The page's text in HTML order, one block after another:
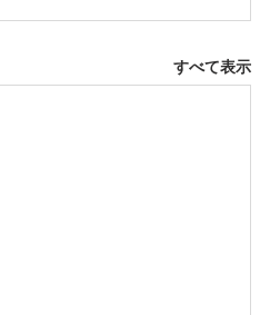
すべて表示